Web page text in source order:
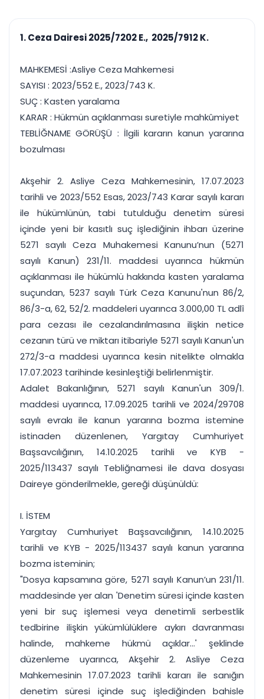
Duruşma ve görev
takvimi
Bildirim
Süreleri asla kaçırmayın
takibi
Tek panelde uçtan uca yönetim
UYAP & UETS entegrasyonundan finansa, hepsi bir arada.
Tüm özellikleri inceleyin Ücretsiz Başlayın
1. Ceza Dairesi 2025/7202 E., 2025/7912 K.
MAHKEMESİ :Asliye Ceza Mahkemesi
SAYISI : 2023/552 E., 2023/743 K.
SUÇ : Kasten yaralama
KARAR : Hükmün açıklanması suretiyle mahkûmiyet
TEBLİĞNAME GÖRÜŞÜ : İlgili kararın kanun yararına
bozulması
Akşehir 2. Asliye Ceza Mahkemesinin, 17.07.2023
tarihli ve 2023/552 Esas, 2023/743 Karar sayılı kararı
ile hükümlünün, tabi tutulduğu denetim süresi
içinde yeni bir kasıtlı suç işlediğinin ihbarı üzerine
5271 sayılı Ceza Muhakemesi Kanunu’nun (5271
sayılı Kanun) 231/11. maddesi uyarınca hükmün
açıklanması ile hükümlü hakkında kasten yaralama
suçundan, 5237 sayılı Türk Ceza Kanunu'nun 86/2,
86/3-a, 62, 52/2. maddeleri uyarınca 3.000,00 TL adlî
para cezası ile cezalandırılmasına ilişkin netice
cezanın türü ve miktarı itibariyle 5271 sayılı Kanun'un
272/3-a maddesi uyarınca kesin nitelikte olmakla
17.07.2023 tarihinde kesinleştiği belirlenmiştir.
Adalet Bakanlığının, 5271 sayılı Kanun'un 309/1.
maddesi uyarınca, 17.09.2025 tarihli ve 2024/29708
sayılı evrakı ile kanun yararına bozma istemine
istinaden düzenlenen, Yargıtay Cumhuriyet
Başsavcılığının, 14.10.2025 tarihli ve KYB -
2025/113437 sayılı Tebliğnamesi ile dava dosyası
Daireye gönderilmekle, gereği düşünüldü:
I. İSTEM
Yargıtay Cumhuriyet Başsavcılığının, 14.10.2025
tarihli ve KYB - 2025/113437 sayılı kanun yararına
bozma isteminin;
"Dosya kapsamına göre, 5271 sayılı Kanun’un 231/11.
maddesinde yer alan 'Denetim süresi içinde kasten
yeni bir suç işlemesi veya denetimli serbestlik
tedbirine ilişkin yükümlülüklere aykırı davranması
halinde, mahkeme hükmü açıklar…' şeklinde
düzenleme uyarınca, Akşehir 2. Asliye Ceza
Mahkemesinin 17.07.2023 tarihli kararı ile sanığın
denetim süresi içinde suç işlediğinden bahisle